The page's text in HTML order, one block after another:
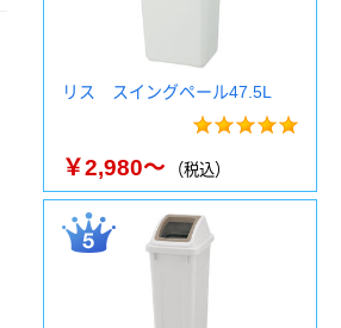
リス スイングペール47.5L
￥2,980～ （税込）